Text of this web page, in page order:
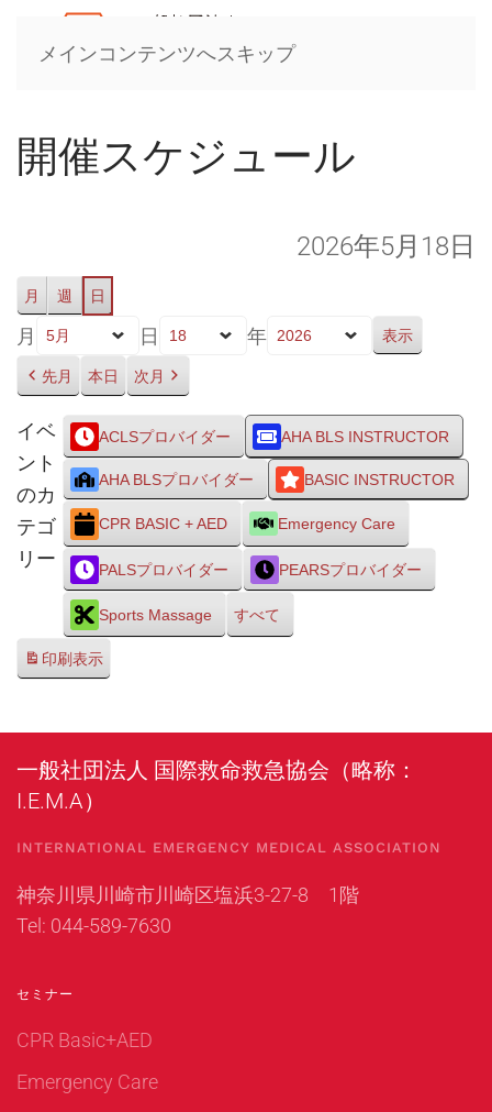
メインコンテンツへスキップ
開催スケジュール
2026年5月18日
月 週 日
月 日 年
先月 本日 次月
イベ
ント
のカ
テゴ
リー
ACLSプロバイダー AHA BLS INSTRUCTOR
AHA BLSプロバイダー BASIC INSTRUCTOR
CPR BASIC + AED Emergency Care
PALSプロバイダー PEARSプロバイダー
Sports Massage すべて
印刷表示
一般社団法人 国際救命救急協会（略称：
I.E.M.A）
INTERNATIONAL EMERGENCY MEDICAL ASSOCIATION
神奈川県川崎市川崎区塩浜3-27-8 1階
Tel: 044-589-7630
セミナー
CPR Basic+AED
Emergency Care